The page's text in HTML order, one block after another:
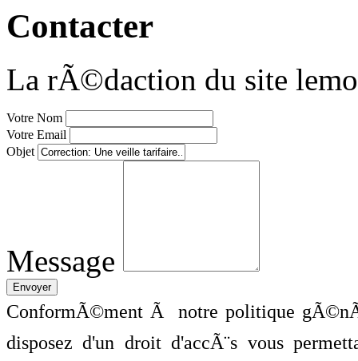
Contacter
La rÃ©daction du site
Votre Nom
Votre Email
Objet
Message
ConformÃ©ment Ã notre politique
disposez d'un droit d'accÃ¨s vous